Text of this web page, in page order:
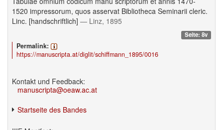
1520 impressorum, quos asservat Bibliotheca Seminarii cleric.
Linc. [handschriftlich] — Linz, 1895
Seite: 8v
Permalink:
https://manuscripta.at/diglit/schiffmann_1895/0016
Kontakt und Feedback:
manuscripta@oeaw.ac.at
Startseite des Bandes